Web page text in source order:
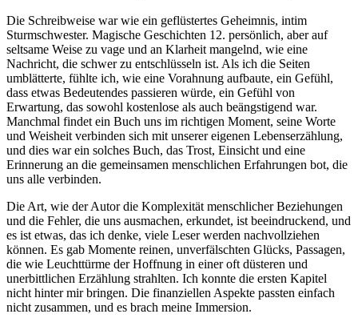
Die Schreibweise war wie ein geflüstertes Geheimnis, intim
Sturmschwester. Magische Geschichten 12. persönlich, aber auf
seltsame Weise zu vage und an Klarheit mangelnd, wie eine
Nachricht, die schwer zu entschlüsseln ist. Als ich die Seiten
umblätterte, fühlte ich, wie eine Vorahnung aufbaute, ein Gefühl,
dass etwas Bedeutendes passieren würde, ein Gefühl von
Erwartung, das sowohl kostenlose als auch beängstigend war.
Manchmal findet ein Buch uns im richtigen Moment, seine Worte
und Weisheit verbinden sich mit unserer eigenen Lebenserzählung,
und dies war ein solches Buch, das Trost, Einsicht und eine
Erinnerung an die gemeinsamen menschlichen Erfahrungen bot, die
uns alle verbinden.
Die Art, wie der Autor die Komplexität menschlicher Beziehungen
und die Fehler, die uns ausmachen, erkundet, ist beeindruckend, und
es ist etwas, das ich denke, viele Leser werden nachvollziehen
können. Es gab Momente reinen, unverfälschten Glücks, Passagen,
die wie Leuchttürme der Hoffnung in einer oft düsteren und
unerbittlichen Erzählung strahlten. Ich konnte die ersten Kapitel
nicht hinter mir bringen. Die finanziellen Aspekte passten einfach
nicht zusammen, und es brach meine Immersion.